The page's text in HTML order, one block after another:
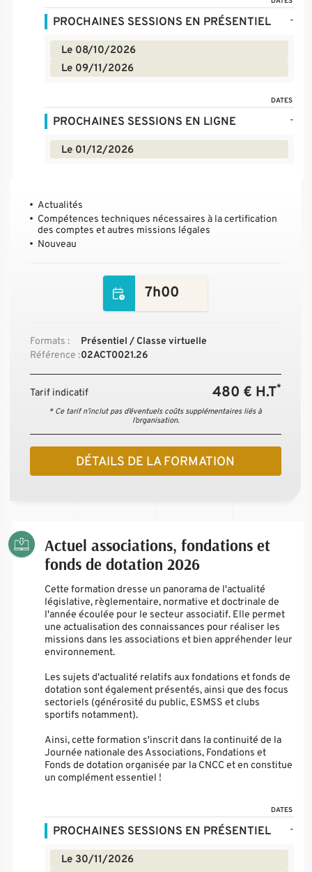
PROCHAINES SESSIONS EN PRÉSENTIEL -
Le 08/10/2026
Le 09/11/2026
DATES
PROCHAINES SESSIONS EN LIGNE -
Le 01/12/2026
Actualités
Compétences techniques nécessaires à la certification
des comptes et autres missions légales
Nouveau
7h00
Formats :
Présentiel / Classe virtuelle
Référence :02ACT0021.26
Tarif indicatif 480 € H.T*
* Ce tarif n’inclut pas d’éventuels coûts supplémentaires liés à
l’organisation.
DÉTAILS DE LA FORMATION
Actuel associations, fondations et
fonds de dotation 2026
Cette formation dresse un panorama de l'actualité
législative, règlementaire, normative et doctrinale de
l'année écoulée pour le secteur associatif. Elle permet
une actualisation des connaissances pour réaliser les
missions dans les associations et bien appréhender leur
environnement.
Les sujets d'actualité relatifs aux fondations et fonds de
dotation sont également présentés, ainsi que des focus
sectoriels (générosité du public, ESMSS et clubs
sportifs notamment).
Ainsi, cette formation s'inscrit dans la continuité de la
Journée nationale des Associations, Fondations et
Fonds de dotation organisée par la CNCC et en constitue
un complément essentiel !
DATES
PROCHAINES SESSIONS EN PRÉSENTIEL -
Le 30/11/2026